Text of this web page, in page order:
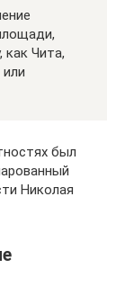
как Чита,
был
Николая